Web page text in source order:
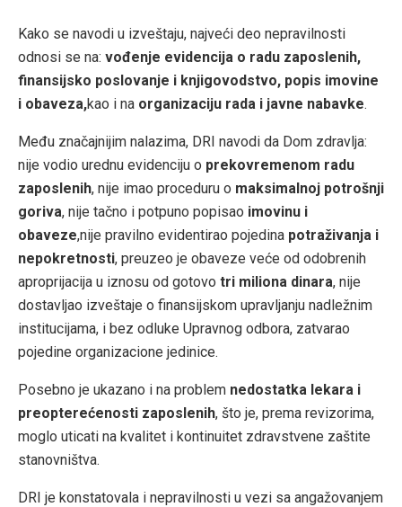
Kako se navodi u izveštaju, najveći deo nepravilnosti
odnosi se na: vođenje evidencija o radu zaposlenih,
finansijsko poslovanje i knjigovodstvo, popis imovine
i obaveza,kao i na organizaciju rada i javne nabavke.
Među značajnijim nalazima, DRI navodi da Dom zdravlja:
nije vodio urednu evidenciju o prekovremenom radu
zaposlenih, nije imao proceduru o maksimalnoj potrošnji
goriva, nije tačno i potpuno popisao imovinu i
obaveze,nije pravilno evidentirao pojedina potraživanja i
nepokretnosti, preuzeo je obaveze veće od odobrenih
aproprijacija u iznosu od gotovo tri miliona dinara, nije
dostavljao izveštaje o finansijskom upravljanju nadležnim
institucijama, i bez odluke Upravnog odbora, zatvarao
pojedine organizacione jedinice.
Posebno je ukazano i na problem nedostatka lekara i
preopterećenosti zaposlenih, što je, prema revizorima,
moglo uticati na kvalitet i kontinuitet zdravstvene zaštite
stanovništva.
DRI je konstatovala i nepravilnosti u vezi sa angažovanjem